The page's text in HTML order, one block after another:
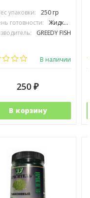
упаковки:
250 гр
готовности:
Жидкий
GREEDY FISH
В наличии
250 ₽
В корзину